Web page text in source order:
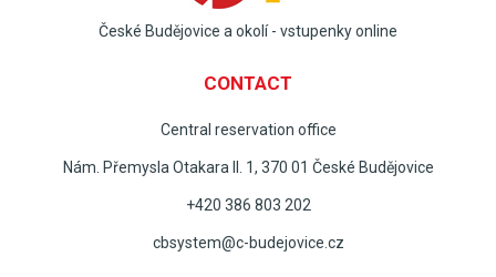
České Budějovice a okolí - vstupenky online
CONTACT
Central reservation office
Nám. Přemysla Otakara II. 1, 370 01 České Budějovice
+420 386 803 202
cbsystem@c-budejovice.cz